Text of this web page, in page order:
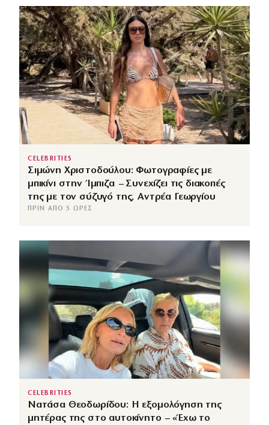
CELEBRITIES
Σιμώνη Χριστοδούλου: Φωτογραφίες με
μπικίνι στην Ίμπιζα – Συνεχίζει τις διακοπές
της με τον σύζυγό της, Αντρέα Γεωργίου
ΠΡΙΝ ΑΠΌ 5 ΏΡΕΣ
CELEBRITIES
Νατάσα Θεοδωρίδου: Η εξομολόγηση της
μητέρας της στο αυτοκίνητο – «Έχω το